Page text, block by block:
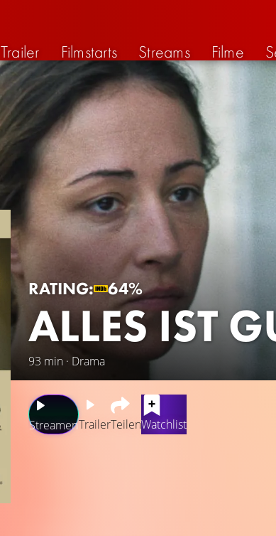
Trailer Filmstarts Streams Filme
RATING: 64%
ALLES IST
93 min · Drama
StreamenTrailerTeilenWatchlist
den Vorfall weicht nach und nach einer stillen